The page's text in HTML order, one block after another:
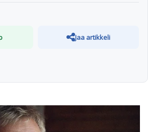
Jaa artikkeli